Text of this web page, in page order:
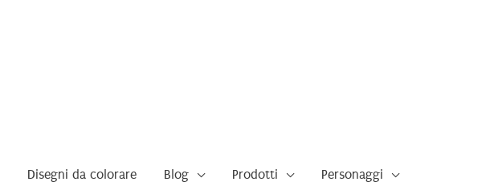
Disegni da colorare Blog Prodotti Personaggi